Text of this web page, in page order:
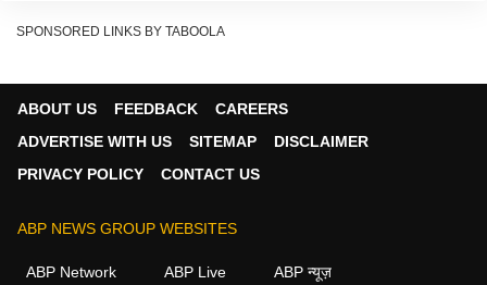
স্থানান্তরিত করা হয় আশপাশের হাসপাতালে। (Hospital Fire
SPONSORED LINKS BY TABOOLA
ABOUT US FEEDBACK
CAREERS
ADVERTISE WITH US
SITEMAP
DISCLAIMER
PRIVACY POLICY
CONTACT US
ABP NEWS GROUP WEBSITES
ABP Network ABP Live ABP न्यूज़